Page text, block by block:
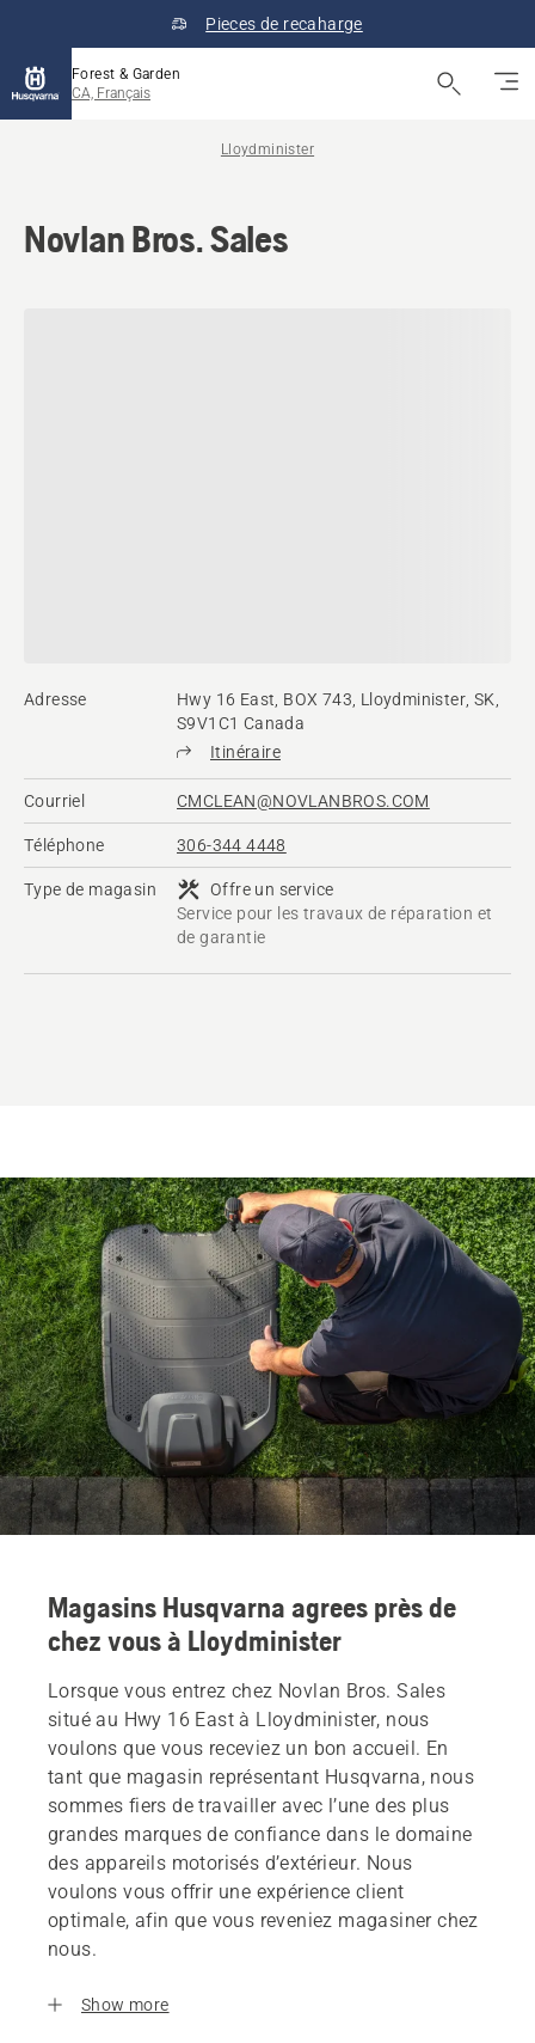
Pieces de recaharge
Forest & Garden
CA, Français
Lloydminister
Novlan Bros. Sales
Adresse
Hwy 16 East, BOX 743, Lloydminister, SK,
S9V1C1 Canada
Itinéraire
Courriel CMCLEAN@NOVLANBROS.COM
Téléphone 306-344 4448
Type de magasin
Offre un service
Service pour les travaux de réparation et
de garantie
Magasins Husqvarna agrees près de
chez vous à Lloydminister
Lorsque vous entrez chez Novlan Bros. Sales
situé au Hwy 16 East à Lloydminister, nous
voulons que vous receviez un bon accueil. En
tant que magasin représentant Husqvarna, nous
sommes fiers de travailler avec l’une des plus
grandes marques de confiance dans le domaine
des appareils motorisés d’extérieur. Nous
voulons vous offrir une expérience client
optimale, afin que vous reveniez magasiner chez
nous.
Show more